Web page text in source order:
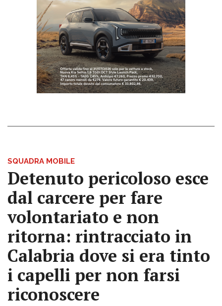
SQUADRA MOBILE
Detenuto pericoloso esce
dal carcere per fare
volontariato e non
ritorna: rintracciato in
Calabria dove si era tinto
i capelli per non farsi
riconoscere